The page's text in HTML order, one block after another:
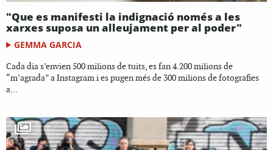
"Que es manifesti la indignació només a les
xarxes suposa un alleujament per al poder"
GEMMA GARCIA
Cada dia s’envien 500 milions de tuits, es fan 4.200 milions de
“m’agrada” a Instagram i es pugen més de 300 milions de fotografies
a...